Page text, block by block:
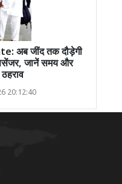
अब जींद तक दौड़ेगी
जानें समय और
20:12:40